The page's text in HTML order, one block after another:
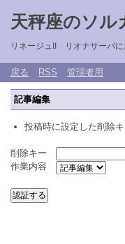
天秤座のソル
リネージュII リオナサーバ
戻る RSS 管理者用
記事編集
投稿時に設定した削除
削除キー
作業内容